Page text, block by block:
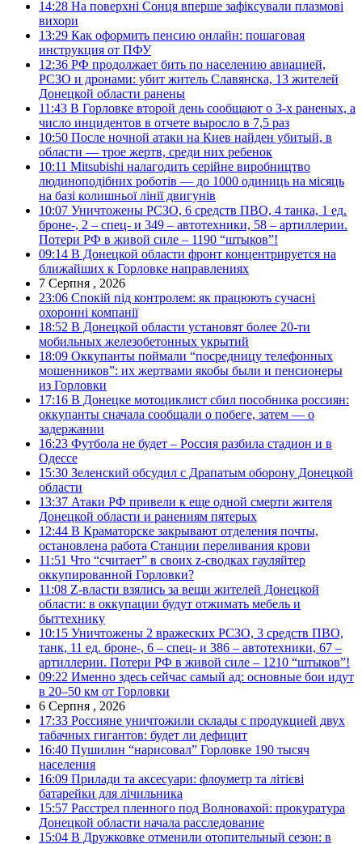
14:28 На поверхні Сонця вперше зафіксували плазмові
вихори
13:29 Как оформить пенсию онлайн: пошаговая
инструкция от ПФУ
12:36 РФ продолжает бить по населению авиацией,
РСЗО и дронами: убит житель Славянска, 13 жителей
Донецкой области ранены
11:43 В Горловке второй день сообщают о 3-х раненых, а
число инцидентов в отчете выросло в 7,5 раз
10:50 После ночной атаки на Киев найден убитый, в
области — трое жертв, среди них ребенок
10:11 Mitsubishi налагодить серійне виробництво
людиноподібних роботів — до 1000 одиниць на місяць
на базі колишньої лінії двигунів
10:07 Уничтожены РСЗО, 6 средств ПВО, 4 танка, 1 ед.
броне-, 2 – спец- и 349 – автотехники, 58 – артиллерии.
Потери РФ в живой силе – 1190 “штыков”!
09:14 В Донецкой области фронт концентрируется на
ближайших к Горловке направлениях
7 Серпня , 2026
23:06 Спокій під контролем: як працюють сучасні
охоронні компанії
18:52 В Донецкой области установят более 20-ти
мобильных железобетонных укрытий
18:09 Оккупанты поймали “посредницу телефонных
мошенников”: их жертвами якобы были и пенсионеры
из Горловки
17:16 В Донецке мотоциклист сбил пособника россиян:
оккупанты сначала сообщали о побеге, затем — о
задержании
16:23 Футбола не будет – Россия разбила стадион и в
Одессе
15:30 Зеленский обсудил с Драпатым оборону Донецкой
области
13:37 Атаки РФ привели к еще одной смерти жителя
Донецкой области и ранениям пятерых
12:44 В Краматорске закрывают отделения почты,
остановлена работа Станции переливания крови
11:51 Что “считает” в своих z-сводках гауляйтер
оккупированной Горловки?
11:08 Z-власти взялись за вещи жителей Донецкой
области: в оккупации будут отжимать мебель и
быттехнику
10:15 Уничтожены 2 вражеских РСЗО, 3 средств ПВО,
танк, 11 ед. броне-, 6 – спец- и 386 – автотехники, 67 –
артиллерии. Потери РФ в живой силе – 1210 “штыков”!
09:22 Именно здесь сейчас самый ад: основные бои идут
в 20–50 км от Горловки
6 Серпня , 2026
17:33 Россияне уничтожили склады с продукцией двух
табачных гигантов: будет ли дефицит
16:40 Пушилин “нарисовал” Горловке 190 тысяч
населения
16:09 Прилади та аксесуари: флоуметр та літієві
батарейки для лічильника
15:57 Расстрел пленного под Волновахой: прокуратура
Донецкой области начала расследование
15:04 В Дружковке отменили отопительный сезон: в